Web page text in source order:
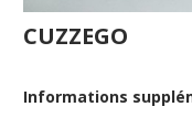
CUZZEGO
Informations